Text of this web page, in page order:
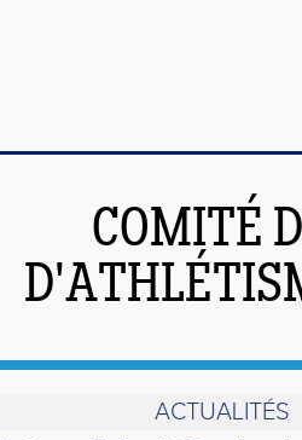
COMITÉ
ACTUALITÉS